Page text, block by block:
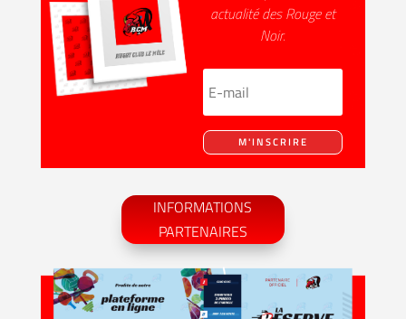
actualité des Rouge et
Noir.
M'INSCRIRE
INFORMATIONS
PARTENAIRES